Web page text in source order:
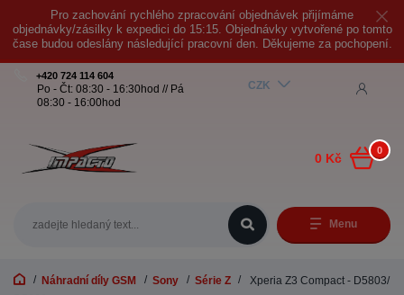
Pro zachování rychlého zpracování objednávek přijímáme
objednávky/zásilky k expedici do 15:15. Objednávky vytvořené po tomto
čase budou odeslány následující pracovní den. Děkujeme za pochopení.
Menu
CZK
+420 724 114 604
Po - Čt: 08:30 - 16:30hod // Pá
08:30 - 16:00hod
0
0 Kč
Náhradní díly GSM Sony Série Z
Xperia Z3 Compact - D5803/